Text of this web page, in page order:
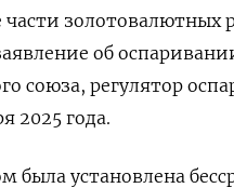
золотовалютных
об
союза, регулятор
2025 года.
была ​установлена